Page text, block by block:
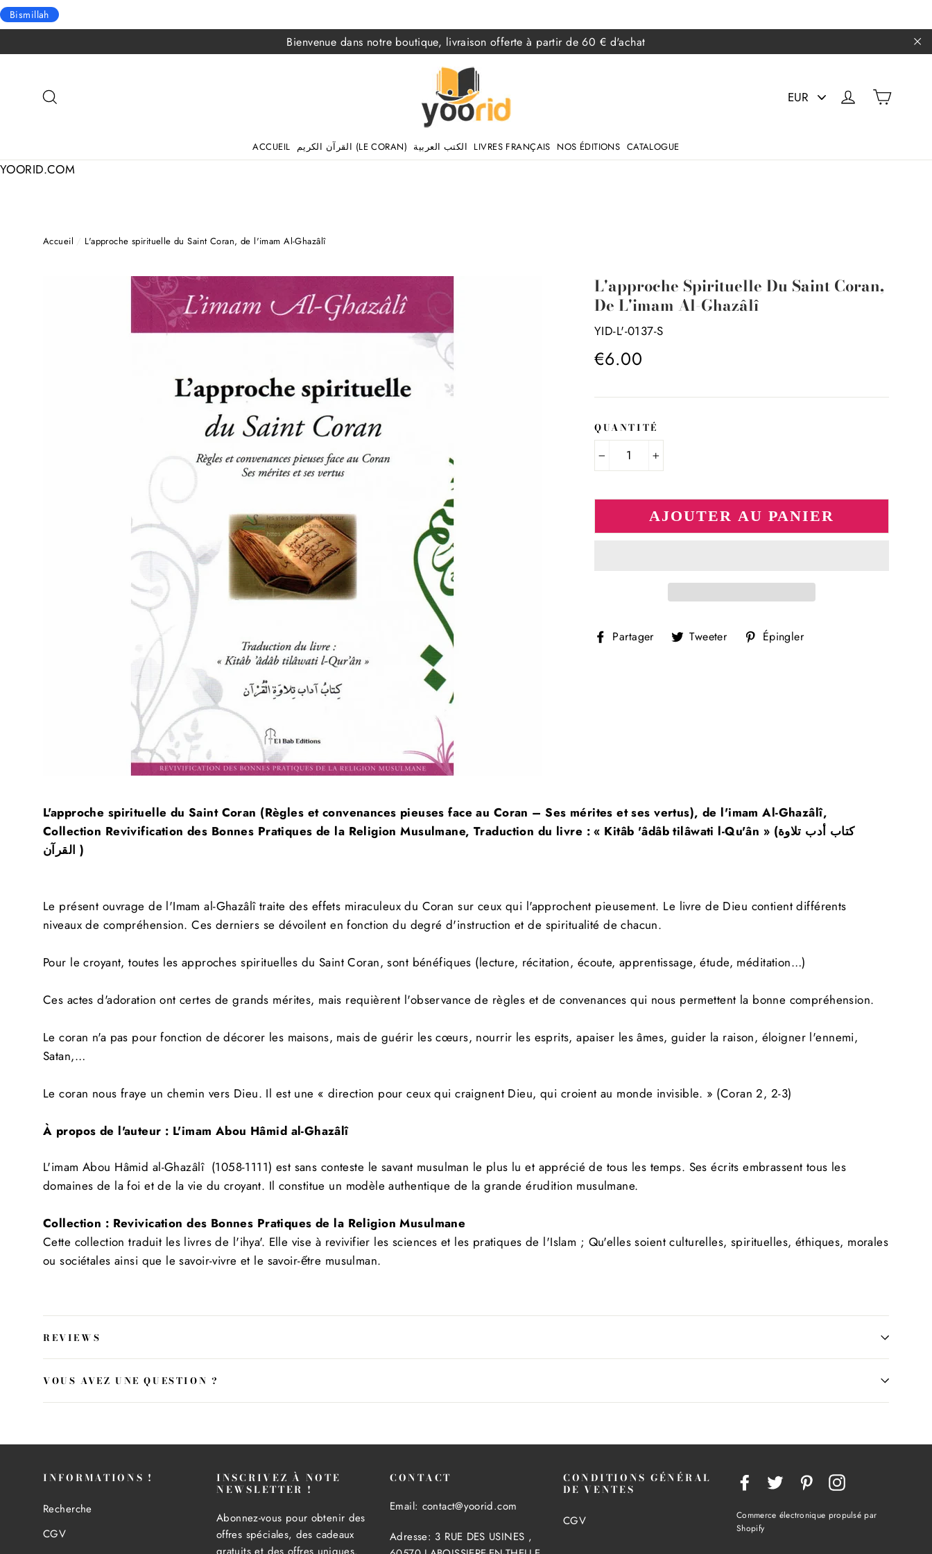
Bismillah
au
Bienvenue dans notre boutique, livraison offerte à partir de 60 € d'achat
A
SE CONNECTER
ACCUEIL القرآن الكريم (LE CORAN) الكتب العربية LIVRES FRANÇAIS NOS ÉDITIONS CATALOGUE
YOORID.COM
Accueil / L'approche spirituelle du Saint Coran, de l'imam Al-Ghazâlî
L'approche Spirituelle Du Saint Coran,
De L'imam Al-Ghazâlî
YID-L'-0137-S
Prix
€6.00
QUANTITÉ
AJOUTER AU PANIER
Partager Partager
sur
Tweeter Tweeter
sur
Épingler
L'approche spirituelle du Saint Coran (Règles et convenances pieuses face au Coran – Ses mérites et ses vertus), de l'imam Al-Ghazâlî,
Collection Revivification des Bonnes Pratiques de la Religion Musulmane, Traduction du livre : « Kitâb 'âdâb tilâwati l-Qu'ân » (كتاب أدب تلاوة
القرآن )
Le présent ouvrage de l'Imam al-Ghazâlî traite des effets miraculeux du Coran sur ceux qui l'approchent pieusement. Le livre de Dieu contient différents
niveaux de compréhension. Ces derniers se dévoilent en fonction du degré d'instruction et de spiritualité de chacun.
Pour le croyant, toutes les approches spirituelles du Saint Coran, sont bénéfiques (lecture, récitation, écoute, apprentissage, étude, méditation…)
Ces actes d'adoration ont certes de grands mérites, mais requièrent l'observance de règles et de convenances qui nous permettent la bonne compréhension.
Le coran n'a pas pour fonction de décorer les maisons, mais de guérir les cœurs, nourrir les esprits, apaiser les âmes, guider la raison, éloigner l'ennemi,
Satan,…
Le coran nous fraye un chemin vers Dieu. Il est une « direction pour ceux qui craignent Dieu, qui croient au monde invisible. » (Coran 2, 2-3)
À propos de l'auteur : L'imam Abou Hâmid al-Ghazâlî
L'imam Abou Hâmid al-Ghazâlî (1058-1111) est sans conteste le savant musulman le plus lu et apprécié de tous les temps. Ses écrits embrassent tous les
domaines de la foi et de la vie du croyant. Il constitue un modèle authentique de la grande érudition musulmane.
Collection : Revivication des Bonnes Pratiques de la Religion Musulmane
Cette collection traduit les livres de l'ihya'. Elle vise à revivifier les sciences et les pratiques de l'Islam ; Qu'elles soient culturelles, spirituelles, éthiques, morales
ou sociétales ainsi que le savoir-vivre et le savoir-ếtre musulman.
REVIEWS
VOUS AVEZ UNE QUESTION ?
Inscrivez-vous et économisez
Salamou Alikom ! Quel plaisir de vous voir, Nous avons un
code promotionnel de 5 % pour les nouveaux clients !
Service client disponible pour vous répondre le plus tôt
À
NOTRE
INFORMATIONS !
Recherche
CGV
INSCRIVEZ À NOTE
NEWSLETTER !
Abonnez-vous pour obtenir des
offres spéciales, des cadeaux
CONTACT
Email: contact@yoorid.com
Adresse: 3 RUE DES USINES ,
CONDITIONS GÉNÉRAL
DE VENTES
CGV
FacebookTwitter Pinterest
Commerce électronique propulsé par
Shopify